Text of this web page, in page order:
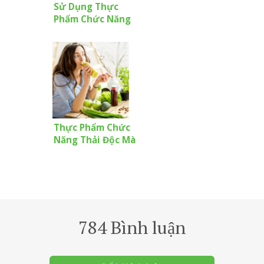
Sử Dụng Thực
Phẩm Chức Năng
Lý?
Thực Phẩm Chức
Năng Thải Độc Mà
784 Bình luận